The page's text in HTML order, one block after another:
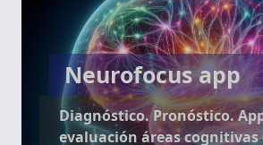
Neurofocus app
Diagnóstico. Pronóstico.
evaluación áreas cognitivas